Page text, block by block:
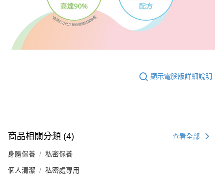
顯示電腦版詳細說明
商品相關分類 (4) 查看全部
身體保養 私密保養
個人清潔 私密處專用